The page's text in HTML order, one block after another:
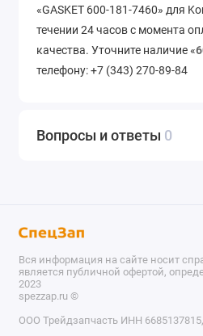
«GASKET 600-181-7460» для
течении 24 часов с момента
качества. Уточните наличие «
телефону: +7 (343) 270-89-84
Вопросы и ответы 0
Вся информация на сайте носит
является публичной офертой,
2023
spezzap.ru ©️
ООО Трейдзапчасть ИНН